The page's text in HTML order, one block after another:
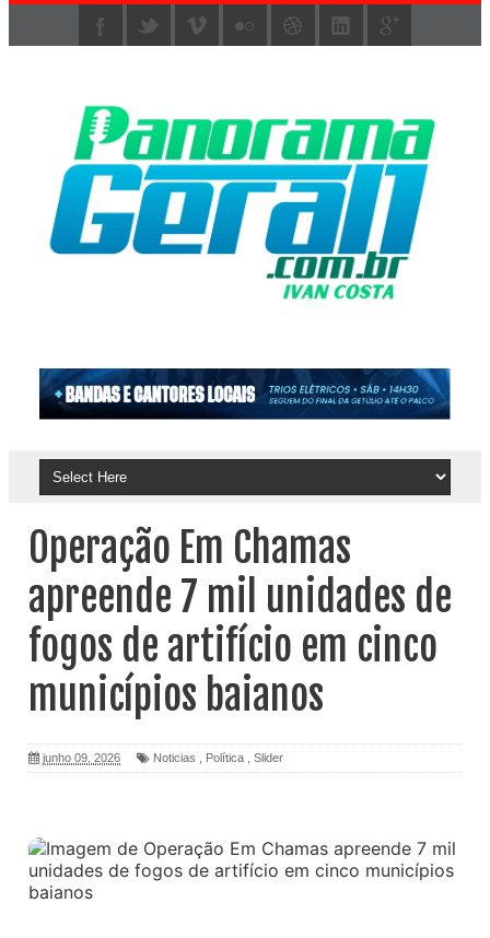
Operação Em Chamas
apreende 7 mil unidades de
fogos de artifício em cinco
municípios baianos
junho 09, 2026 Noticias Política Slider